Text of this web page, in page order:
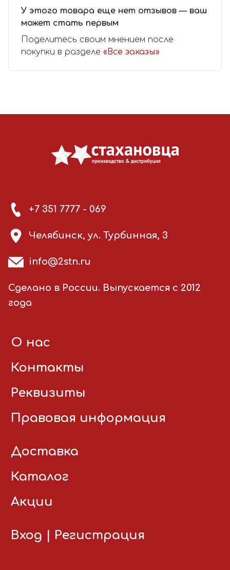
У этого товара еще нет отзывов — ваш
может стать первым
Поделитесь своим мнением после
покупки в разделе «Все заказы»
+7 351 7777 - 069
Челябинск, ул. Турбинная, 3
info@2stn.ru
Сделано в России. Выпускается с 2012
года
О нас
Контакты
Реквизиты
Правовая информация
Доставка
Каталог
Акции
Вход Регистрация